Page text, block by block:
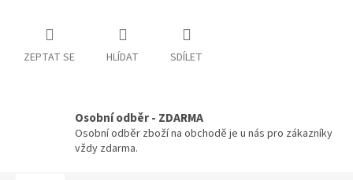
ZEPTAT SE HLÍDAT SDÍLET
Osobní odběr - ZDARMA
Osobní odběr zboží na obchodě je u nás pro zákazníky
vždy zdarma.